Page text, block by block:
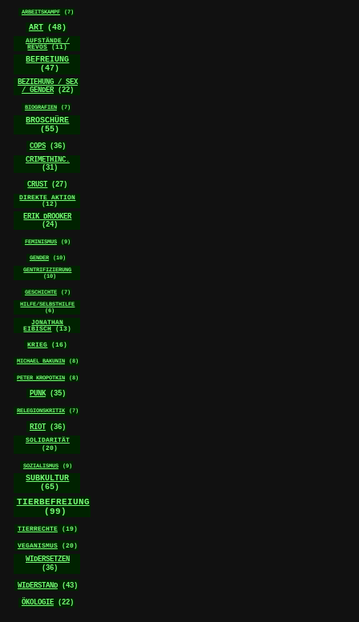
ARBEITSKAMPF (7)
ART (48)
AUFSTÄNDE /
REVOS
(11)
BEFREIUNG
(47)
BEZIEHUNG / SEX
/ GENDER
(22)
BIOGRAFIEN (7)
BROSCHÜRE
(55)
COPS (36)
CRIMETHINC.
(31)
CRUST (27)
DIREKTE AKTION
(12)
ERIK DROOKER
(24)
FEMINISMUS (9)
GENDER
(10)
GENTRIFIZIERUNG
(10)
GESCHICHTE
(7)
HILFE/SELBSTHILFE
(6)
JONATHAN
EIBISCH
(13)
KRIEG (16)
MICHAEL BAKUNIN (8)
PETER KROPOTKIN (8)
PUNK (35)
RELEGIONSKRITIK (7)
RIOT (36)
SOLIDARITÄT
(20)
SOZIALISMUS (9)
SUBKULTUR
(65)
TIERBEFREIUNG
(99)
TIERRECHTE (19)
VEGANISMUS (20)
WIDERSETZEN
(36)
WIDERSTAND (43)
ÖKOLOGIE (22)